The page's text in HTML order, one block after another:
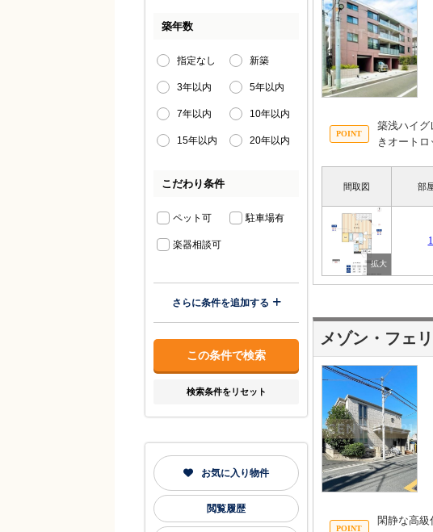
築浅ハイ
きオート
間取図 部
メゾン・フェ
閑静な高
築年数
指定なし 新築
3年以内 5年以内
7年以内 10年以内
15年以内 20年以内
こだわり条件
ペット可 駐車場有
楽器相談可
さらに条件を追加する
検索条件をリセット
お気に入り物件
閲覧履歴